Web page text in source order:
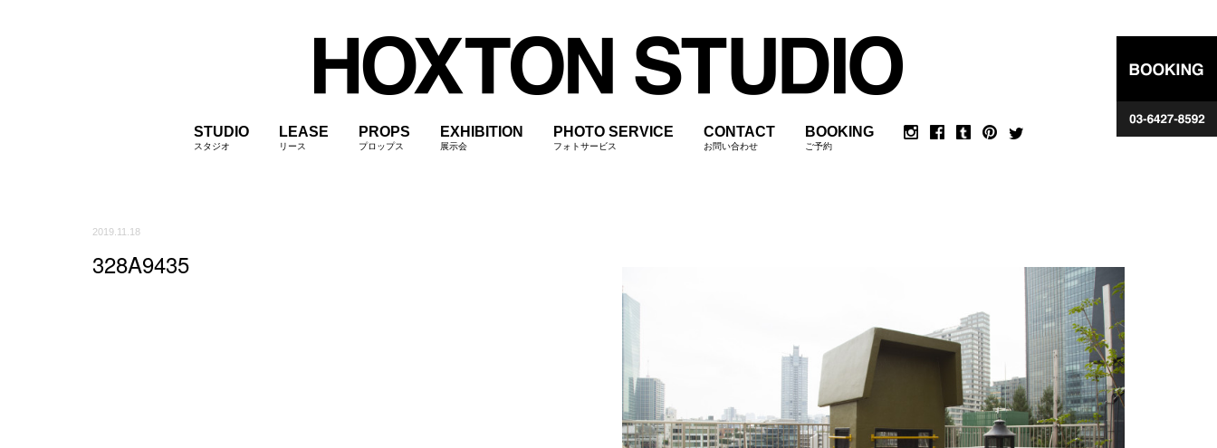
STUDIO
スタジオ
LEASE
リース
PROPS
プロップス
EXHIBITION
展示会
PHOTO SERVICE
フォトサービス
CONTACT
お問い合わせ
BOOKING
ご予約
2019.11.18
328A9435